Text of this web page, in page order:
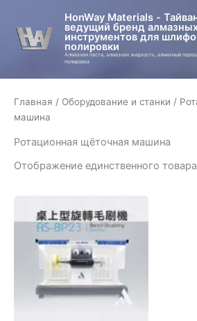
содержимому
HonWay Materials -
ведущий бренд
инструментов для
полировки
Алмазная паста, алмазная жидкость, алмазный
полировка
Главная / Оборудование и станки /
машина
Ротационная щёточная машина
Отображение единственного товара